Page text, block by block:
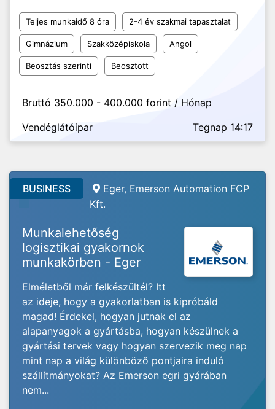
Teljes munkaidő 8 óra 2-4 év szakmai tapasztalat
Gimnázium Szakközépiskola Angol
Beosztás szerinti Beosztott
Bruttó 350.000 - 400.000 forint / Hónap
Vendéglátóipar
Tegnap 14:17
BUSINESS
Eger, Emerson Automation FCP
Kft.
Munkalehetőség
logisztikai gyakornok
munkakörben - Eger
Elméletből már felkészültél? Itt
az ideje, hogy a gyakorlatban is kipróbáld
magad! Érdekel, hogyan jutnak el az
alapanyagok a gyártásba, hogyan készülnek a
gyártási tervek vagy hogyan szervezik meg nap
mint nap a világ különböző pontjaira induló
szállítmányokat? Az Emerson egri gyárában
nem...